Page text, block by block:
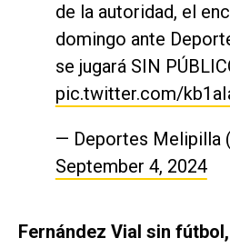
de la autoridad, el
domingo ante
se jugará SIN
pic.twitter.com/
— Deportes Melipilla
September 4, 2024
Fernández Vial sin